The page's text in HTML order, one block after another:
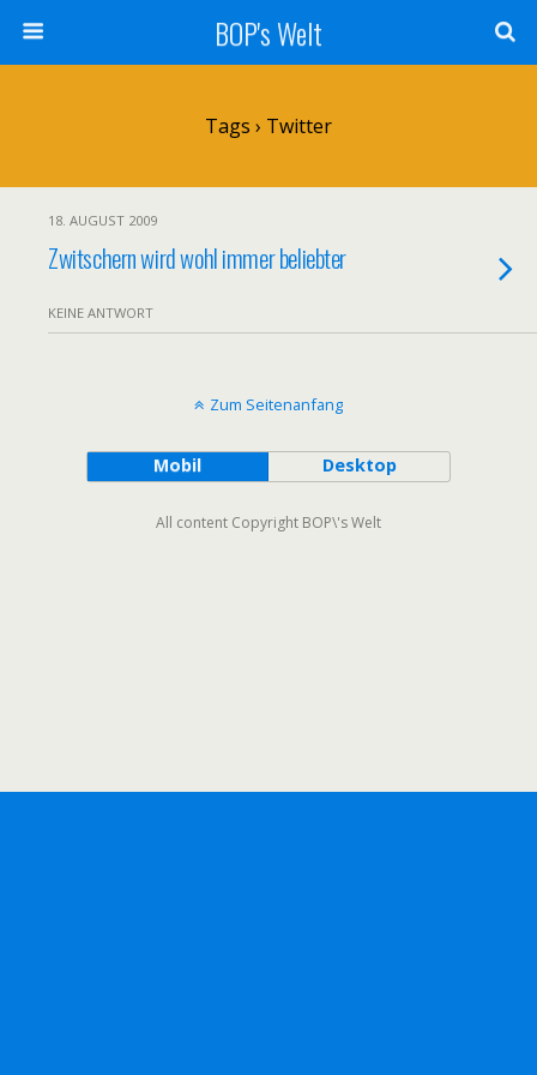
BOP's Welt
Tags › Twitter
18. AUGUST 2009
Zwitschern wird wohl immer beliebter
KEINE ANTWORT
Zum Seitenanfang
Mobil Desktop
All content Copyright BOP\'s Welt